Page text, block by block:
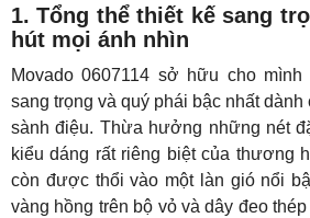
1. Tổng thể thiết kế sang
hút mọi ánh nhìn
Movado 0607114 sở hữu cho
sang trọng và quý phái bậc nhất
sành điệu. Thừa hưởng những nét
kiểu dáng rất riêng biệt của thương
còn được thổi vào một làn gió nổi
vàng hồng trên bộ vỏ và dây đeo